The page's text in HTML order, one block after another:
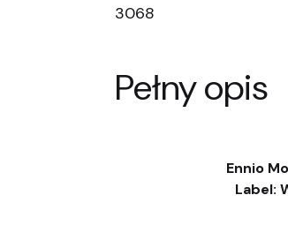
3068
Pełny opis
Ennio
Label: